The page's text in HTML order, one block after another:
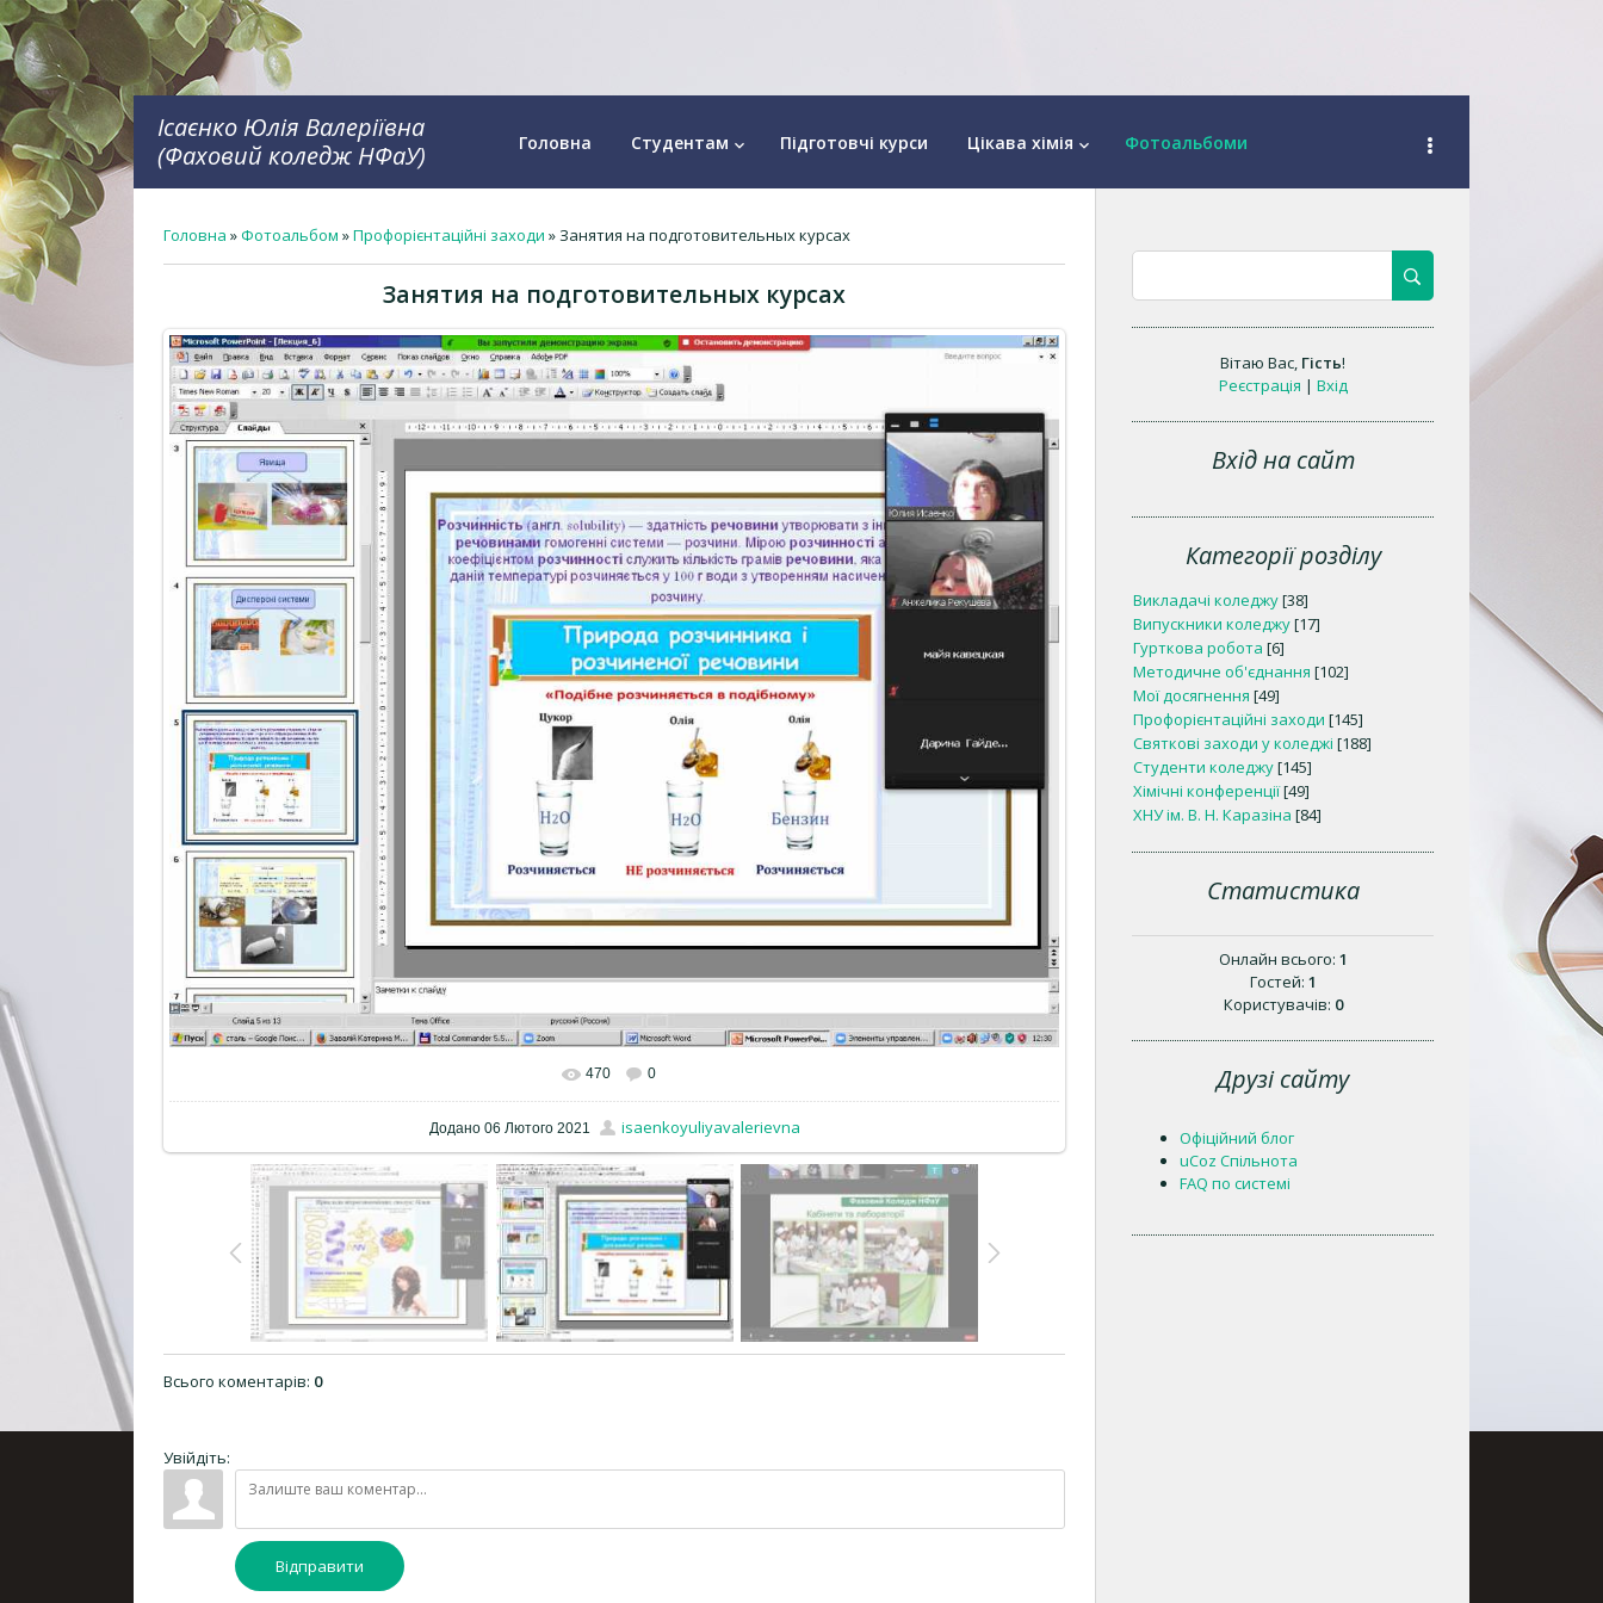
Ісаєнко Юлія Валеріївна
(Фаховий коледж НФаУ)
Головна Студентам keyboard_arrow_down Підготовчі курси Цікава хімія keyboard_arrow_down Фотоальбоми
Головна »Фотоальбом »Профорієнтаційні заходи » Занятия на подготовительных курсах
Занятия на подготовительных курсах
470 0
Додано06 Лютого 2021 isaenkoyuliyavalerievna
Всього коментарів: 0
Увійдіть:
Відправити
Вітаю Вас, Гість!
Реєстрація | Вхід
Вхід на сайт
Категорії розділу
Викладачі коледжу[38]
Випускники коледжу[17]
Гурткова робота [6]
Методичне об'єднання [102]
Мої досягнення [49]
Профорієнтаційні заходи [145]
Святкові заходи у коледжі [188]
Студенти коледжу[145]
Хімічні конференції[49]
ХНУ ім. В. Н. Каразіна [84]
Статистика
Онлайн всього: 1
Гостей: 1
Користувачів: 0
Друзі сайту
Офіційний блог
uCoz Спільнота
FAQ по системі